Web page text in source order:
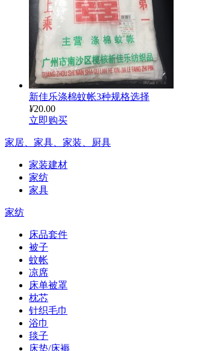
新佳乐涤棉蚊帐3种规格选择
¥20.00
立即购买
家居、家具、家装、厨具
家装建材
家纺
家具
家纺
床品套件
被子
蚊帐
凉席
床单被罩
枕芯
针织毛巾
浴巾
毯子
床垫/床褥